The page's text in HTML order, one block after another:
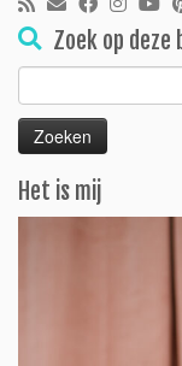
Zoek op deze
Zoeken
naar:
Het is mij